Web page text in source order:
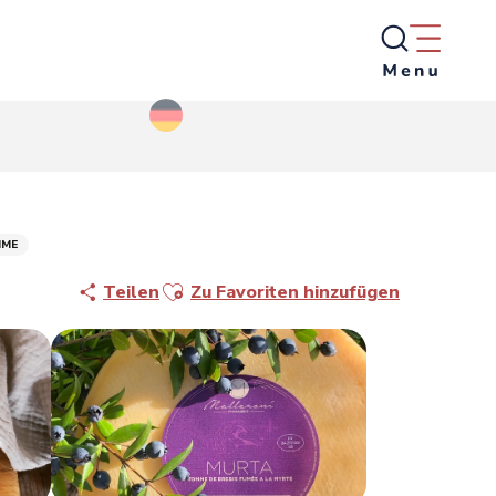
TeilenAjouter aux favoris
Zu Favoriten hinzufügen